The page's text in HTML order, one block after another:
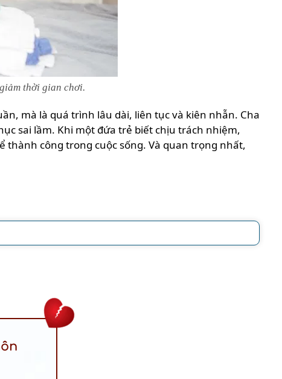
thời gian chơi.
mà là quá trình lâu dài, liên tục và kiên nhẫn. Cha
sai lầm. Khi một đứa trẻ biết chịu trách nhiệm,
thành công trong cuộc sống. Và quan trọng nhất,